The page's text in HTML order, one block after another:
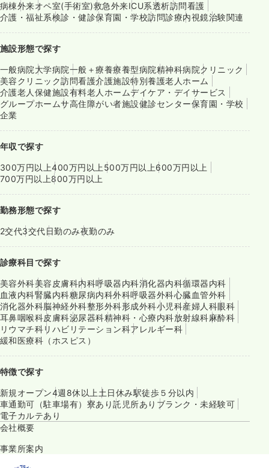
病棟外来オペ室(手術室)救急外来ICU系透析訪問看護
介護・福祉系検診・健診保育園・学校訪問診療内視鏡治験関連
施設形態で探す
一般病院大学病院一般＋療養療養型病院精神科病院クリニック
美容クリニック訪問看護介護施設特別養護老人ホーム
介護老人保健施設有料老人ホームデイケア・デイサービス
グループホームサ高住障がい者施設健診センター保育園・学校
企業
年収で探す
300万円以上400万円以上 500万円以上600万円以上
700万円以上800万円以上
勤務形態で探す
2交代3交代日勤のみ夜勤のみ
診療科目で探す
美容外科美容皮膚科内科呼吸器内科消化器内科循環器内科
血液内科腎臓内科糖尿病内科外科呼吸器外科心臓血管外科
消化器外科脳神経外科整形外科形成外科小児科産婦人科眼科
耳鼻咽喉科皮膚科泌尿器科精神科・心療内科放射線科麻酔科
リウマチ科リハビリテーション科アレルギー科
緩和医療科（ホスピス）
特徴で探す
新規オープン4週8休以上 土日休み駅徒歩５分以内
車通勤可（駐車場有） 寮あり託児所あり ブランク・未経験可
電子カルテあり
会社概要
事業所案内